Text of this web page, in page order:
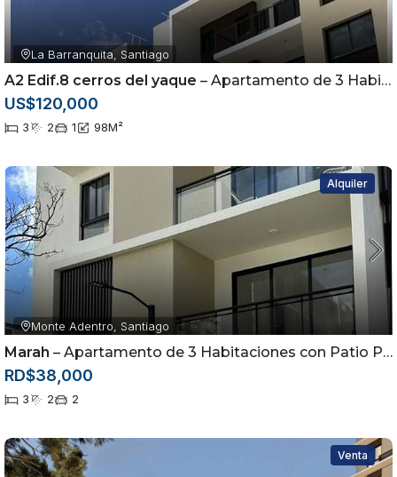
La Barranquita, Santiago
A2 Edif.8 cerros del yaque – Apartamento de 3 Habitaciones en Cerros del Yaque | Piscina y Casa Club |
US$120,000
3 2 1 98M²
Alquiler
Monte Adentro, Santiago
Marah – Apartamento de 3 Habitaciones con Patio Privado en Alquiler | Monte Adentro, Santiago
RD$38,000
3 2 2
Venta